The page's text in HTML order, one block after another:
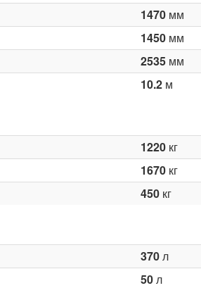
1470мм
1450мм
2535мм
10.2м
1220кг
1670кг
450кг
370л
50л